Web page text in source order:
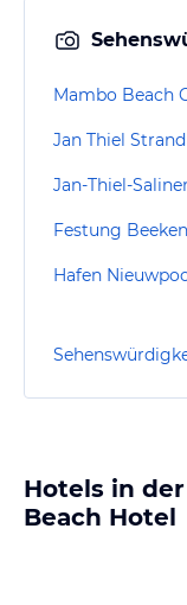
Mambo Beach
Jan Thiel Strand
Jan-Thiel-
Festung
Hafen
Hotels in
Beach Hotel